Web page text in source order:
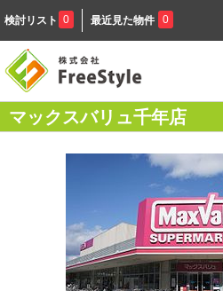
検討リスト 0 最近見た物件 0
マックスバリュ千年店